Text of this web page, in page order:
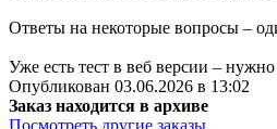
Ответы на некоторые вопросы –
Уже есть тест в веб версии –
Опубликован 03.06.2026 в 13:02
Заказ находится в архиве
Посмотреть другие заказы